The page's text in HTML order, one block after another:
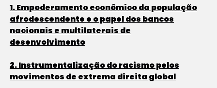
1. Empoderamento econômico da população
afrodescendente e o papel dos bancos
nacionais e multilaterais de
desenvolvimento
2. Instrumentalização do racismo pelos
movimentos de extrema direita global